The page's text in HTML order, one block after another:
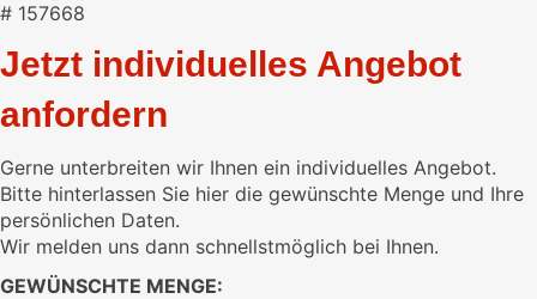
# 157668
Jetzt individuelles Angebot
anfordern
Gerne unterbreiten wir Ihnen ein individuelles Angebot.
Bitte hinterlassen Sie hier die gewünschte Menge und Ihre
persönlichen Daten.
Wir melden uns dann schnellstmöglich bei Ihnen.
GEWÜNSCHTE MENGE: